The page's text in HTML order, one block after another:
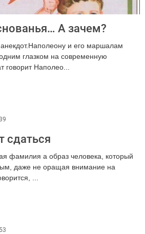
А зачем?
и его маршалам
глазком на современную
Наполео...
сдаться
фамилия а образ человека, который
даже не оращая внимание на
...